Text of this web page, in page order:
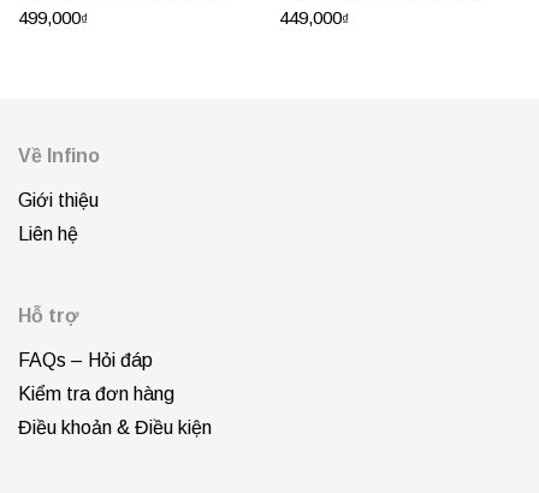
499,000₫
449,000₫
Về Infino
Giới thiệu
Liên hệ
Hỗ trợ
FAQs – Hỏi đáp
Kiểm tra đơn hàng
Điều khoản & Điều kiện